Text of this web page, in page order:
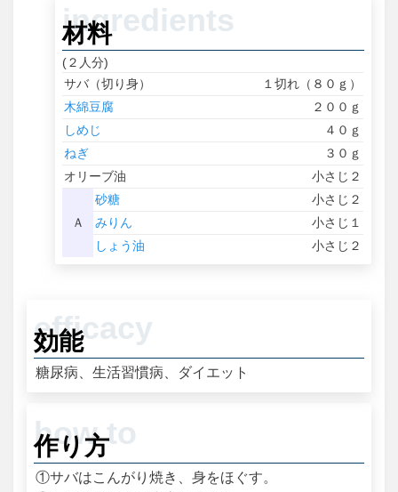
材料
(２人分)
サバ（切り身）
１切れ（８０ｇ）
木綿豆腐
２００ｇ
しめじ
４０ｇ
ねぎ
３０ｇ
オリーブ油
小さじ２
Ａ
砂糖
小さじ２
みりん
小さじ１
しょう油
小さじ２
効能
糖尿病、生活習慣病、ダイエット
作り方
①サバはこんがり焼き、身をほぐす。